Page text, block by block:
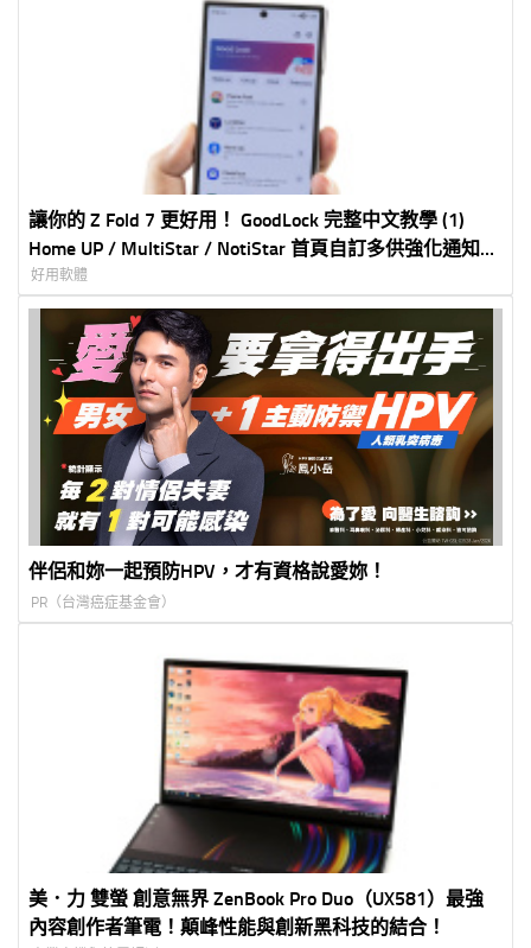
讓你的 Z Fold 7 更好用！ GoodLock 完整中文教學 (1)
Home UP / MultiStar / NotiStar 首頁自訂多供強化通知加
強
好用軟體
伴侶和妳一起預防HPV，才有資格說愛妳！
PR（台灣癌症基金會）
美．力 雙螢 創意無界 ZenBook Pro Duo（UX581）最強
內容創作者筆電！顛峰性能與創新黑科技的結合！